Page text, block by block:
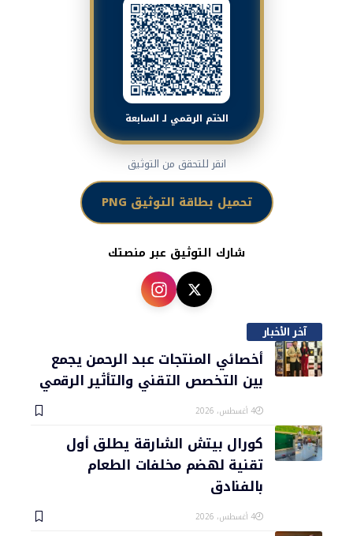
الختم الرقمي لـ السابعة
انقر للتحقق من التوثيق
تحميل بطاقة التوثيق PNG
شارك التوثيق عبر منصتك
آخر الأخبار
أخصائي المنتجات عبد الرحمن يجمع
بين التخصص التقني والتأثير الرقمي
4 أغسطس، 2026
كورال بيتش الشارقة يطلق أول
تقنية لهضم مخلفات الطعام
بالفنادق
4 أغسطس، 2026